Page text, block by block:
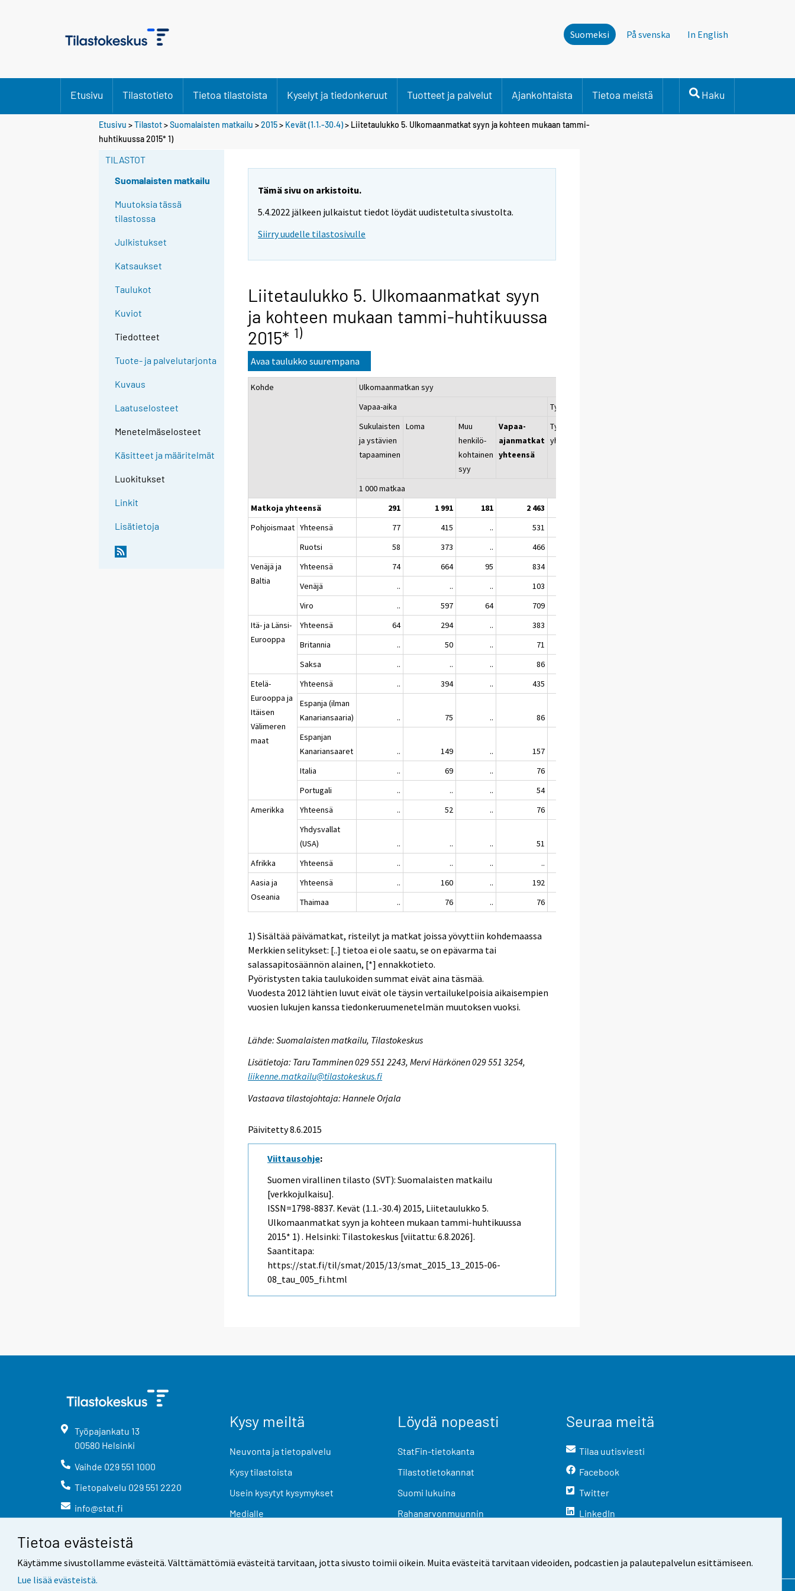
Tietoa evästeistä
Käytämme sivustollamme evästeitä. Välttämättömiä evästeitä tarvitaan, jotta sivusto toimii oikein. Muita evästeitä tarvitaan videoiden, podcastien ja palautepalvelun esittämiseen.
Lue lisää evästeistä.
Suomeksi På svenska In English
Etusivu Tilastotieto Tietoa tilastoista Kyselyt ja tiedonkeruut Tuotteet ja palvelut Ajankohtaista Tietoa meistä Haku
Etusivu >Tilastot>Suomalaisten matkailu >2015> Kevät (1.1.-30.4)> Liitetaulukko 5. Ulkomaanmatkat syyn ja kohteen mukaan tammi-
huhtikuussa 2015* 1)
TILASTOT
Suomalaisten matkailu
Muutoksia tässä
tilastossa
Julkistukset
Katsaukset
Taulukot
Kuviot
Tiedotteet
Tuote- ja palvelutarjonta
Kuvaus
Laatuselosteet
Menetelmäselosteet
Käsitteet ja määritelmät
Luokitukset
Linkit
Lisätietoja
Tämä sivu on arkistoitu.
5.4.2022 jälkeen julkaistut tiedot löydät uudistetulta sivustolta.
Siirry uudelle tilastosivulle
Liitetaulukko 5. Ulkomaanmatkat syyn
ja kohteen mukaan tammi-huhtikuussa
2015* 1)
Avaa taulukko suurempana
Kohde
Ulkomaanmatkan syy
Vapaa-aika
Työ
Sukulaisten
ja ystävien
tapaaminen
Loma
Muu
henkilö-
kohtainen
syy
Vapaa-
ajanmatkat
yhteensä
Työmatkat
yhteensä
1 000 matkaa
Matkoja yhteensä
291 1 991 181 2 463
Pohjoismaat Yhteensä 77 415 .. 531
Ruotsi
58 373 .. 466
Venäjä ja
Baltia
Yhteensä 74 664 95 834
Venäjä
.. .. .. 103
Viro
.. 597 64 709
Itä- ja Länsi-
Eurooppa
Yhteensä 64 294 .. 383
Britannia
.. 50 .. 71
Saksa
.. .. .. 86
Etelä-
Eurooppa ja
Itäisen
Välimeren
maat
Yhteensä .. 394 .. 435
Espanja (ilman
Kanariansaaria)
.. 75 .. 86
Espanjan
Kanariansaaret
.. 149 .. 157
Italia
.. 69 .. 76
Portugali
.. .. .. 54
Amerikka
Yhteensä .. 52 .. 76
Yhdysvallat
(USA)
.. .. .. 51
Afrikka
Yhteensä .. .. .. ..
Aasia ja
Oseania
Yhteensä .. 160 .. 192
Thaimaa
.. 76 .. 76
1) Sisältää päivämatkat, risteilyt ja matkat joissa yövyttiin kohdemaassa
Merkkien selitykset: [..] tietoa ei ole saatu, se on epävarma tai
salassapitosäännön alainen, [*] ennakkotieto.
Pyöristysten takia taulukoiden summat eivät aina täsmää.
Vuodesta 2012 lähtien luvut eivät ole täysin vertailukelpoisia aikaisempien
vuosien lukujen kanssa tiedonkeruumenetelmän muutoksen vuoksi.
Lähde: Suomalaisten matkailu, Tilastokeskus
Lisätietoja: Taru Tamminen 029 551 2243, Mervi Härkönen 029 551 3254,
liikenne.matkailu@tilastokeskus.fi
Vastaava tilastojohtaja: Hannele Orjala
Päivitetty 8.6.2015
Viittausohje:
Suomen virallinen tilasto (SVT): Suomalaisten matkailu
[verkkojulkaisu].
ISSN=1798-8837. Kevät (1.1.-30.4) 2015, Liitetaulukko 5.
Ulkomaanmatkat syyn ja kohteen mukaan tammi-huhtikuussa
2015* 1) . Helsinki: Tilastokeskus [viitattu: 6.8.2026].
Saantitapa:
https://stat.fi/til/smat/2015/13/smat_2015_13_2015-06-
08_tau_005_fi.html
Työpajankatu 13
00580 Helsinki
Vaihde 029 551 1000
Tietopalvelu 029 551 2220
info@stat.fi
Kysy meiltä
Neuvonta ja tietopalvelu
Kysy tilastoista
Usein kysytyt kysymykset
Medialle
Löydä nopeasti
StatFin-tietokanta
Tilastotietokannat
Suomi lukuina
Rahanarvonmuunnin
Seuraa meitä
Tilaa uutisviesti
Facebook
Twitter
LinkedIn